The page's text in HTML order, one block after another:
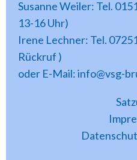
Susanne Weiler: Tel.
13-16 Uhr)
Irene Lechner: Tel.
Rückruf )
oder E-Mail: info@vsg-